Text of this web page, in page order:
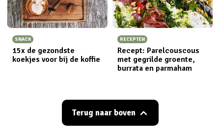
SNACK
15x de gezondste
koekjes voor bij de koffie
RECEPTEN
Recept: Parelcouscous
met gegrilde groente,
burrata en parmaham
Terug naar boven